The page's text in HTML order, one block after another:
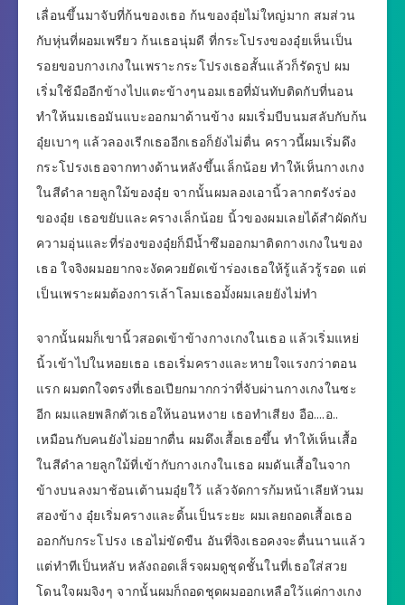
เลื่อนขึ้นมาจับที่ก้นของเธอ ก้นของอุ๋ยไม่ใหญ่มาก สมส่วน
กับหุ่นที่ผอมเพรียว ก้นเธอนุ่มดี ที่กระโปรงของอุ๋ยเห็นเป็น
รอยขอบกางเกงในเพราะกระโปรงเธอสั้นแล้วก็รัดรูป ผม
เริ่มใช้มืออีกข้างไปแตะข้างๆนอมเธอที่มันทับติดกับที่นอน
ทำให้นมเธอมันแบะออกมาด้านข้าง ผมเริ่มบีบนมสลับกับก้น
อุ๋ยเบาๆ แล้วลองเรีกเธออีกเธอก็ยังไม่ตื่น คราวนี้ผมเริ่มดึง
กระโปรงเธอจากทางด้านหลังขึ้นเล็กน้อย ทำให้เห็นกางเกง
ในสีดำลายลูกใม้ของอุ๋ย จากนั้นผมลองเอานิ้วลากตรังร่อง
ของอุ๋ย เธอขยับและครางเล็กน้อย นิ้วของผมเลยได้สำผัดกับ
ความอุ่นและที่ร่องของอุ๋ยก็มีน้ำซึมออกมาติดกางเกงในของ
เธอ ใจจิงผมอยากจะงัดควยยัดเข้าร่องเธอให้รู้แล้วรู้รอด แต่
เป็นเพราะผมต้องการเล้าโลมเธอมั้งผมเลยยังไม่ทำ
จากนั้นผมก็เขานิ้วสอดเข้าข้างกางเกงในเธอ แล้วเริ่มแหย่
นิ้วเข้าไปในหอยเธอ เธอเริ่มครางและหายใจแรงกว่าตอน
แรก ผมตกใจตรงที่เธอเปียกมากกว่าที่จับผ่านกางเกงในซะ
อีก ผมแลยพลิกตัวเธอให้นอนหงาย เธอทำเสียง อือ….อ..
เหมือนกับคนยังไม่อยากตื่น ผมดึงเสื้อเธอขึ้น ทำให้เห็นเสื้อ
ในสีดำลายลูกใม้ที่เข้ากับกางเกงในเธอ ผมดันเสื้อในจาก
ข้างบนลงมาช้อนเต้านมอุ๋ยใว้ แล้วจัดการก้มหน้าเลียหัวนม
สองข้าง อุ๋ยเริ่มครางและดิ้นเป็นระยะ ผมเลยถอดเสื้อเธอ
ออกกับกระโปรง เธอไม่ขัดขืน อันที่จิงเธอคงจะตื่นนานแล้ว
แต่ทำทีเป็นหลับ หลังถอดเส็รจผมดูชุดชั้นในที่เธอใส่สวย
โดนใจผมจิงๆ จากนั้นผมก็ถอดชุดผมออกเหลือใว้แค่กางเกง